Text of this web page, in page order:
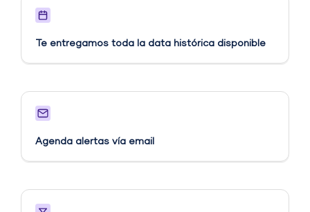
Te entregamos toda la data histórica disponible
Agenda alertas vía email​